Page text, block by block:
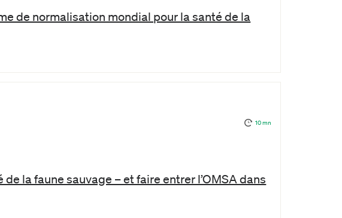
de normalisation mondial pour la santé de la
10 mn
la faune sauvage – et faire entrer l’OMSA dans